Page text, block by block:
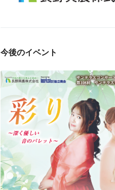
今後のイベント